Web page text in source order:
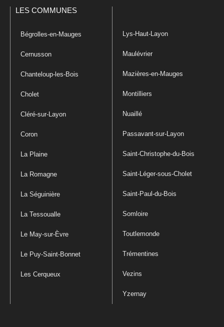
LES COMMUNES
Bégrolles-en-Mauges
Cernusson
Chanteloup-les-Bois
Cholet
Cléré-sur-Layon
Coron
La Plaine
La Romagne
La Séguinière
La Tessoualle
Le May-sur-Èvre
Le Puy-Saint-Bonnet
Les Cerqueux
Lys-Haut-Layon
Maulévrier
Mazières-en-Mauges
Montilliers
Nuaillé
Passavant-sur-Layon
Saint-Christophe-du-Bois
Saint-Léger-sous-Cholet
Saint-Paul-du-Bois
Somloire
Toutlemonde
Trémentines
Vezins
Yzernay